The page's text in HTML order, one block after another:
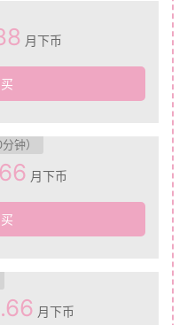
月下币
钟）
月下币
月下币